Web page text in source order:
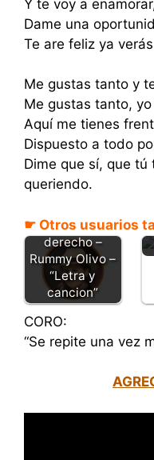
Y te voy a
Dame una
Te are feliz ya
Me gustas tanto y
Me gustas tanto,
Aquí me tienes
Dispuesto a todo
Dime que sí, que
queriendo.
☛ Otros usuarios
Solo tu tienes
derecho –
Rummy Olivo –
“Letra y
cancion”
CORO:
“Se repite una vez